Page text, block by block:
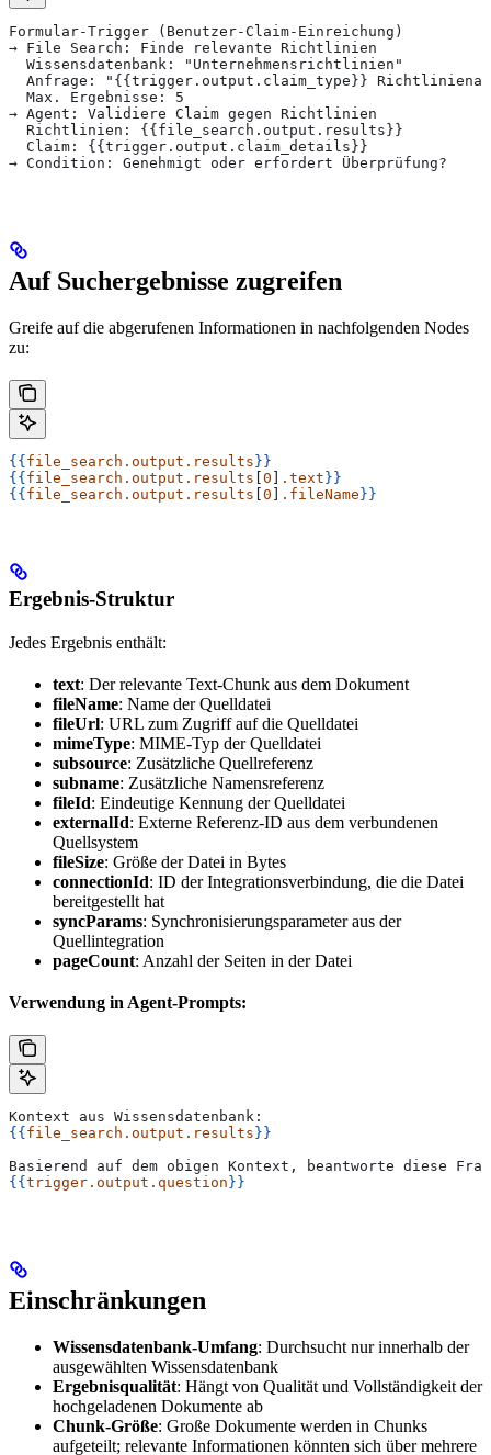
Formular-Trigger (Benutzer-Claim-Einreichung)
→ File Search: Finde relevante Richtlinien
  Wissensdatenbank: "Unternehmensrichtlinien"
Anfrage: "{{trigger.output.claim_type}}
  Max. Ergebnisse: 5
→ Agent: Validiere Claim gegen Richtlinien
  Richtlinien: {{file_search.output.results}}
  Claim: {{trigger.output.claim_details}}
→ Condition: Genehmigt oder erfordert Überprüfung?
Auf Suchergebnisse zugreifen
Greife auf die abgerufenen Informationen in nachfolgenden Nodes
zu:
{{ file_search.output.results }}
{{ file_search.output.results 0 .text }}
{{ file_search.output.results 0 .fileName }}
Ergebnis-Struktur
Jedes Ergebnis enthält:
text: Der relevante Text-Chunk aus dem Dokument
fileName: Name der Quelldatei
fileUrl: URL zum Zugriff auf die Quelldatei
mimeType: MIME-Typ der Quelldatei
subsource: Zusätzliche Quellreferenz
subname: Zusätzliche Namensreferenz
fileId: Eindeutige Kennung der Quelldatei
externalId: Externe Referenz-ID aus dem verbundenen
Quellsystem
fileSize: Größe der Datei in Bytes
connectionId: ID der Integrationsverbindung, die die Datei
bereitgestellt hat
syncParams: Synchronisierungsparameter aus der
Quellintegration
pageCount: Anzahl der Seiten in der Datei
Verwendung in Agent-Prompts:
Kontext aus Wissensdatenbank:
{{ file_search.output.results }}
Basierend auf dem obigen Kontext, beantworte diese
{{ trigger.output.question }}
Einschränkungen
Wissensdatenbank-Umfang: Durchsucht nur innerhalb der
ausgewählten Wissensdatenbank
Ergebnisqualität: Hängt von Qualität und Vollständigkeit der
hochgeladenen Dokumente ab
Chunk-Größe: Große Dokumente werden in Chunks
aufgeteilt; relevante Informationen könnten sich über mehrere